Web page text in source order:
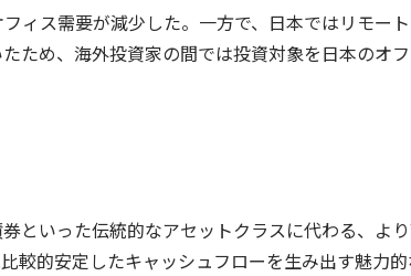
ィス需要が減少した。一方で、日本ではリモー
ため、海外投資家の間では投資対象を日本のオ
といった伝統的なアセットクラスに代わる、よ
較的安定したキャッシュフローを生み出す魅力